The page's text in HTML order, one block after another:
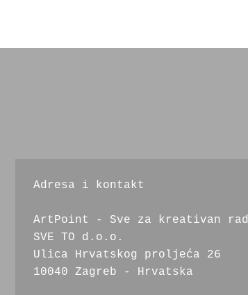
Adresa i kontakt
ArtPoint - Sve za kreativan rad
SVE TO d.o.o.
Ulica Hrvatskog proljeća 26
10040 Zagreb - Hrvatska